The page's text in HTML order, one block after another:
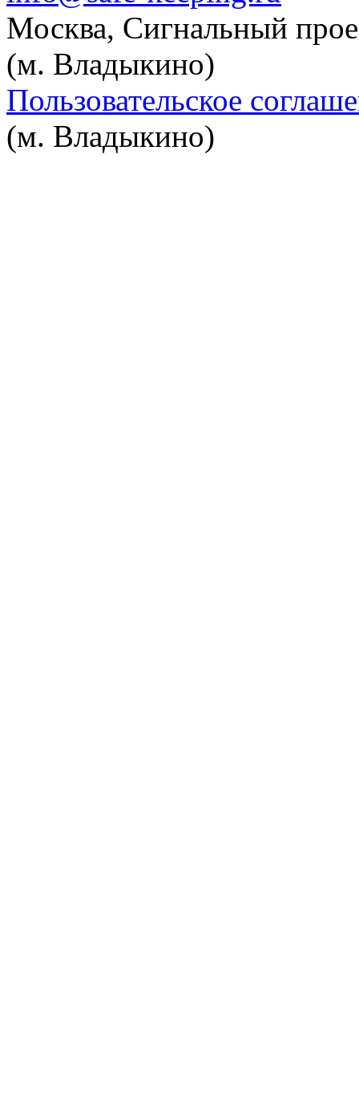
Москва, Сигнальный
(м. Владыкино)
Пользовательское
(м. Владыкино)